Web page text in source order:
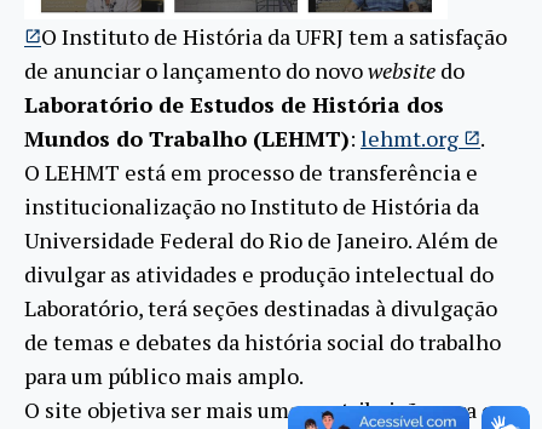
O Instituto de História da UFRJ tem a satisfação
de anunciar o lançamento do novowebsite do
Laboratório de Estudos de História dos
Mundos do Trabalho (LEHMT): lehmt.org
.
O LEHMT está em processo de transferência e
institucionalização no Instituto de História da
Universidade Federal do Rio de Janeiro. Além de
divulgar as atividades e produção intelectual do
Laboratório, terá seções destinadas à divulgação
de temas e debates da história social do trabalho
para um público mais amplo.
O site objetiva ser mais uma contribuição para o